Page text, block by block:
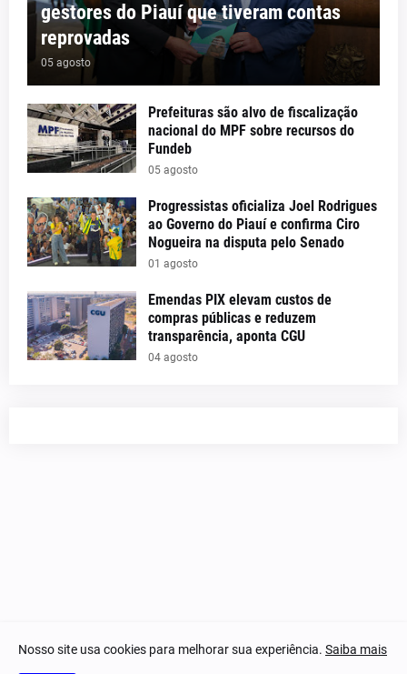
gestores do Piauí que tiveram contas
reprovadas
05 agosto
Prefeituras são alvo de fiscalização
nacional do MPF sobre recursos do
Fundeb
05 agosto
Progressistas oficializa Joel Rodrigues
ao Governo do Piauí e confirma Ciro
Nogueira na disputa pelo Senado
01 agosto
Emendas PIX elevam custos de
compras públicas e reduzem
transparência, aponta CGU
04 agosto
© 2023-2025 Notícias Piauí - Todos os direitos reservados.
Nosso site usa cookies para melhorar sua experiência. Saiba mais